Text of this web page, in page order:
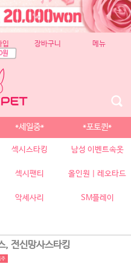
입
원
장바구니 메뉴
*세일중* *포토퀸*
섹시스타킹 남성 이벤트속옷
섹시팬티 올인원 | 레오타드
악세사리 SM플레이
, 전신망사스타킹